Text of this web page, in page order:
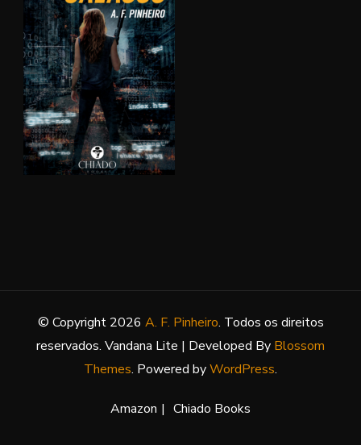
© Copyright 2026 A. F. Pinheiro. Todos os direitos
reservados. Vandana Lite | Developed By Blossom
Themes. Powered byWordPress.
Amazon Chiado Books